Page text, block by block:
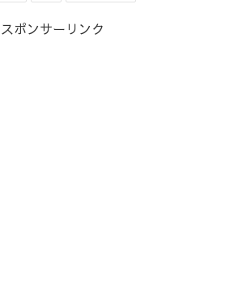
スポンサーリンク